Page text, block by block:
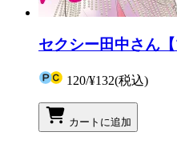
セクシー田中さん
120/¥132(税込)
カートに追加